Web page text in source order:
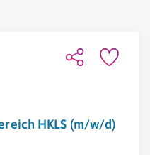
HKLS (m/w/d)